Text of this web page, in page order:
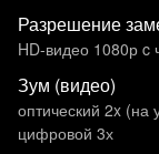
Разрешение
HD-видео 1080р c
Зум (видео)
оптический 2x (на
цифровой 3х